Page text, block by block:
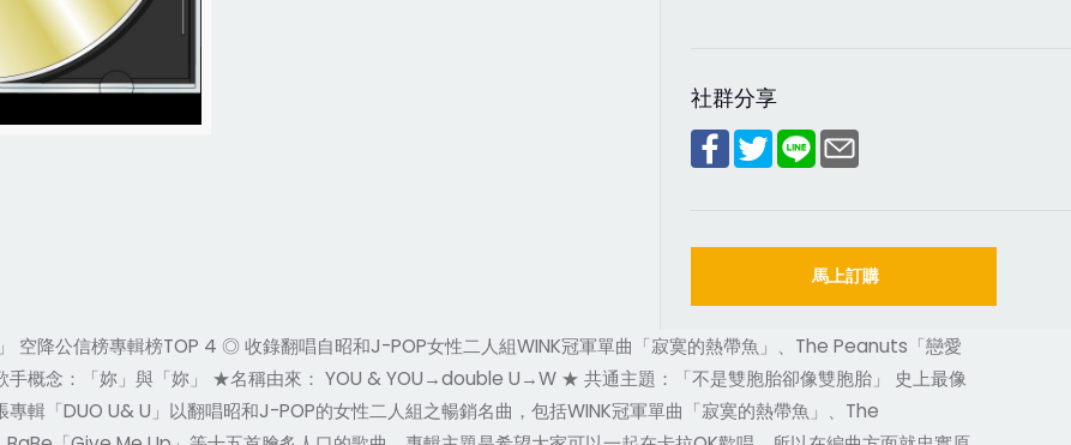
社群分享
馬上訂購
空降公信榜專輯榜TOP 4 ◎ 收錄翻唱自昭和J-POP女性二人組WINK冠軍單曲「寂寞的熱帶魚」、The Peanuts「戀愛
手概念：「妳」與「妳」 ★名稱由來： YOU & YOU→double U→W ★ 共通主題：「不是雙胞胎卻像雙胞胎」 史上最像
輯「DUO U& U」以翻唱昭和J-POP的女性二人組之暢銷名曲，包括WINK冠軍單曲「寂寞的熱帶魚」、The